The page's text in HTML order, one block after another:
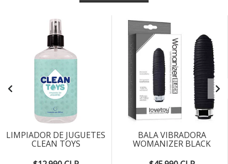
LIMPIADOR DE JUGUETES
CLEAN TOYS
BALA VIBRADORA
WOMANIZER BLACK